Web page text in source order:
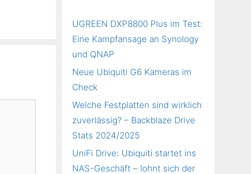
UGREEN DXP8800 Plus im Test:
Eine Kampfansage an Synology
und QNAP
Neue Ubiquiti G6 Kameras im
Check
Welche Festplatten sind wirklich
zuverlässig? – Backblaze Drive
Stats 2024/2025
UniFi Drive: Ubiquiti startet ins
NAS-Geschäft – lohnt sich der